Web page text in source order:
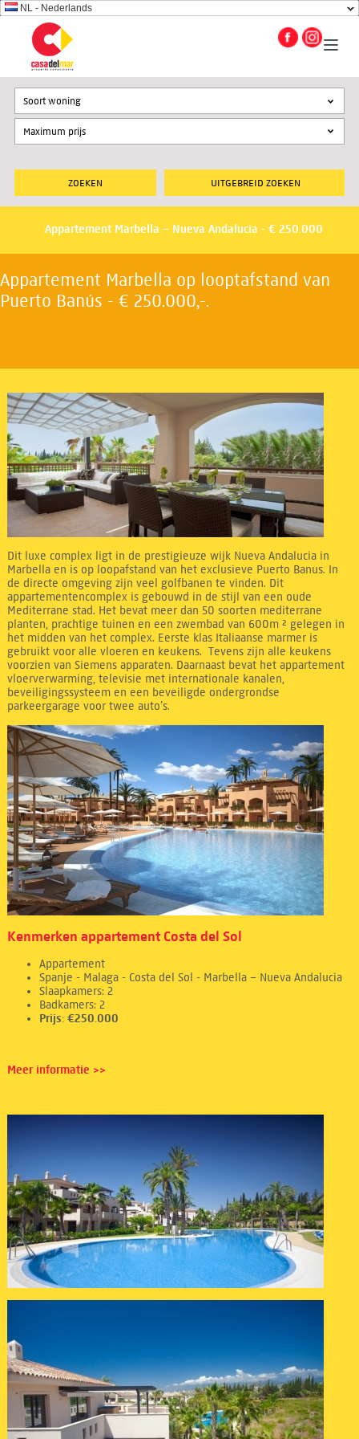
NL - Nederlands
UITGEBREID ZOEKEN
Soort woning
Appartement Marbella – Nueva Andalucia - € 250.000
Appartement Marbella op looptafstand van
Puerto Banús - € 250.000,-.
Dit luxe complex ligt in de prestigieuze wijk Nueva Andalucia in
Marbella en is op loopafstand van het exclusieve Puerto Banus. In
de directe omgeving zijn veel golfbanen te vinden. Dit
appartementencomplex is gebouwd in de stijl van een oude
Mediterrane stad. Het bevat meer dan 50 soorten mediterrane
planten, prachtige tuinen en een zwembad van 600m ² gelegen in
het midden van het complex. Eerste klas Italiaanse marmer is
gebruikt voor alle vloeren en keukens. Tevens zijn alle keukens
voorzien van Siemens apparaten. Daarnaast bevat het appartement
vloerverwarming, televisie met internationale kanalen,
beveiligingssysteem en een beveiligde ondergrondse
parkeergarage voor twee auto’s.
Kenmerken appartement Costa del Sol
Appartement
Spanje - Malaga - Costa del Sol - Marbella – Nueva Andalucia
Slaapkamers: 2
Badkamers: 2
Prijs: €250.000
Meer informatie >>